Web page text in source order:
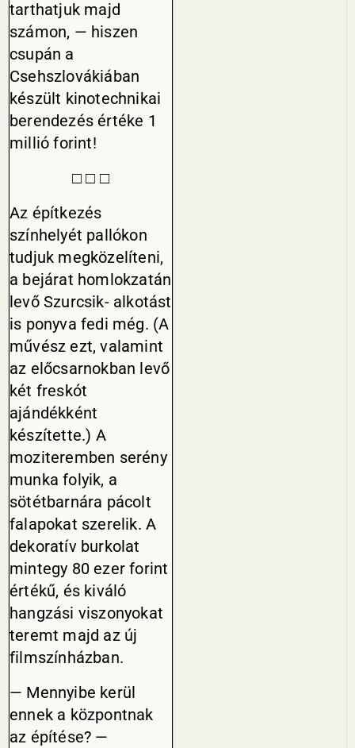
tarthatjuk majd
számon, — hiszen
csupán a
Csehszlovákiában
készült kinotechnikai
berendezés értéke 1
millió forint!
□ □ □
Az építkezés
színhelyét pallókon
tudjuk megközelíteni,
a bejárat homlokzatán
levő Szurcsik- alkotást
is ponyva fedi még. (A
művész ezt, valamint
az előcsarnokban levő
két freskót
ajándékként
készítette.) A
moziteremben serény
munka folyik, a
sötétbarnára pácolt
falapokat szerelik. A
dekoratív burkolat
mintegy 80 ezer forint
értékű, és kiváló
hangzási viszonyokat
teremt majd az új
filmszínházban.
— Mennyibe kerül
ennek a központnak
az építése? —